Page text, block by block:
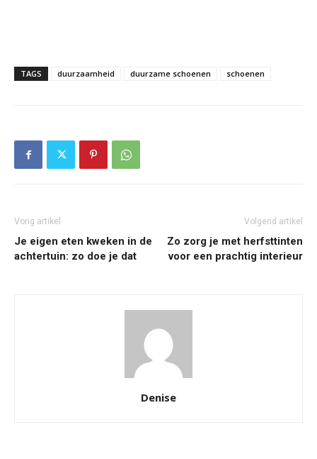
TAGS duurzaamheid duurzame schoenen schoenen
Vorig artikel
Je eigen eten kweken in de
achtertuin: zo doe je dat
Volgend artikel
Zo zorg je met herfsttinten
voor een prachtig interieur
Denise